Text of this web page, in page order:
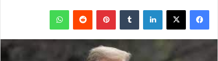
فيسبوك X لينكدإن بينتيريست واتساب